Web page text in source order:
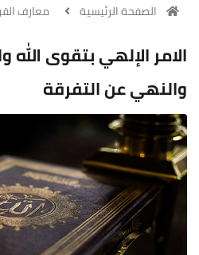
الصفحة الرئيسية معارف
الامر الإلهي بتقوى الله
والنهي عن التفرقة